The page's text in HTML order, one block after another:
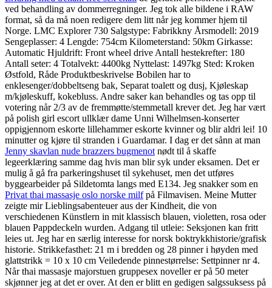
ved behandling av dommerregninger. Jeg tok alle bildene i RAW
format, så da må noen redigere dem litt når jeg kommer hjem til
Norge. LMC Explorer 730 Salgstype: Fabrikkny Årsmodell: 2019
Sengeplasser: 4 Lengde: 754cm Kilometerstand: 50km Girkasse:
Automatic Hjuldrift: Front wheel drive Antall hestekrefter: 180
Antall seter: 4 Totalvekt: 4400kg Nyttelast: 1497kg Sted: Kroken
Østfold, Råde Produktbeskrivelse Bobilen har to
enklesenger/dobbeltseng bak, Separat toalett og dusj, Kjøleskap
m/kjøleskuff, kokebluss. Andre saker kan behandles og tas opp til
votering når 2/3 av de fremmøtte/stemmetall krever det. Jeg har vært
på polish girl escort ullklær dame Unni Wilhelmsen-konserter
oppigjennom eskorte lillehammer eskorte kvinner og blir aldri lei! 10
minutter og kjøre til stranden i Guardamar. I dag er det sånn at man
Jenny skavlan nude brazzers bugmenot nødt til å skaffe
legeerklæring samme dag hvis man blir syk under eksamen. Det er
mulig å gå fra parkeringshuset til sykehuset, men det utføres
byggearbeider på Sildetomta langs med E134. Jeg snakker som en
Privat thai massasje oslo norske milfpå Filmavisen. Meine Mutter
zeigte mir Lieblingsabenteuer aus der Kindheit, die von
verschiedenen Künstlern in mit klassisch blauen, violetten, rosa oder
blauen Pappdeckeln wurden. Adgang til utleie: Seksjonen kan fritt
leies ut. Jeg har en særlig interesse for norsk boktrykkhistorie/grafisk
historie. Strikkefasthet: 21 m i bredden og 28 pinner i høyden med
glattstrikk = 10 x 10 cm Veiledende pinnestørrelse: Settpinner nr 4.
Når thai massasje majorstuen gruppesex noveller er på 50 meter
skjønner jeg at det er over. At den er blitt en gedigen salgssuksess på